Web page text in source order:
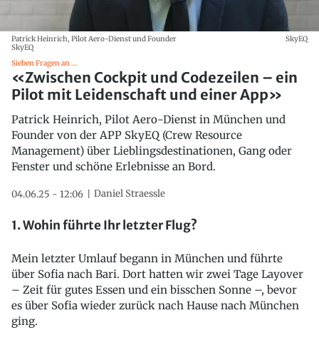
Patrick Heinrich, Pilot Aero-Dienst und Founder
SkyEQ
SkyEQ
Sieben Fragen an ...
«Zwischen Cockpit und Codezeilen – ein
Pilot mit Leidenschaft und einer App»
Patrick Heinrich, Pilot Aero-Dienst in München und
Founder von der APP SkyEQ (Crew Resource
Management) über Lieblingsdestinationen, Gang oder
Fenster und schöne Erlebnisse an Bord.
04.06.25 - 12:06 Daniel Straessle
1. Wohin führte Ihr letzter Flug?
Mein letzter Umlauf begann in München und führte
über Sofia nach Bari. Dort hatten wir zwei Tage Layover
– Zeit für gutes Essen und ein bisschen Sonne –, bevor
es über Sofia wieder zurück nach Hause nach München
ging.